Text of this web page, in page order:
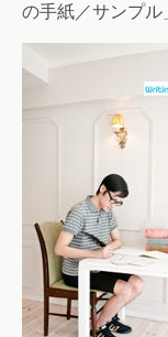
の手紙／サンプル